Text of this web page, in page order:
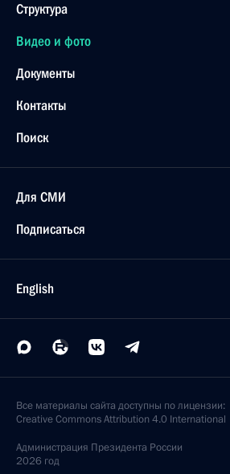
Структура
Видео и фото
Документы
Контакты
Поиск
Для СМИ
Подписаться
English
Все материалы сайта доступны по лицензии:
Creative Commons Attribution 4.0 International
Администрация Президента России
2026 год